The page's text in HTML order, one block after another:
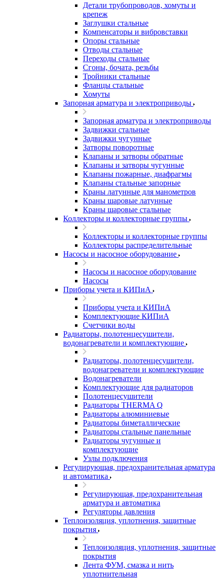
Детали трубопроводов, хомуты и
крепеж
Заглушки стальные
Компенсаторы и вибровставки
Опоры стальные
Отводы стальные
Переходы стальные
Сгоны, бочата, резьбы
Тройники стальные
Фланцы стальные
Хомуты
Запорная арматура и электроприводы
Запорная арматура и электроприводы
Задвижки стальные
Задвижки чугунные
Затворы поворотные
Клапаны и затворы обратные
Клапаны и затворы чугунные
Клапаны пожарные, диафрагмы
Клапаны стальные запорные
Краны латунные для манометров
Краны шаровые латунные
Краны шаровые стальные
Коллекторы и коллекторные группы
Коллекторы и коллекторные группы
Коллекторы распределительные
Насосы и насосное оборудование
Насосы и насосное оборудование
Насосы
Приборы учета и КИПиА
Приборы учета и КИПиА
Комплектующие КИПиА
Счетчики воды
Радиаторы, полотенцесушители,
водонагреватели и комплектующие
Радиаторы, полотенцесушители,
водонагреватели и комплектующие
Водонагреватели
Комплектующие для радиаторов
Полотенцесушители
Радиаторы THERMA Q
Радиаторы алюминиевые
Радиаторы биметаллические
Радиаторы стальные панельные
Радиаторы чугунные и
комплектующие
Узлы подключения
Регулирующая, предохранительная арматура
и автоматика
Регулирующая, предохранительная
арматура и автоматика
Регуляторы давления
Теплоизоляция, уплотнения, защитные
покрытия
Теплоизоляция, уплотнения, защитные
покрытия
Лента ФУМ, смазка и нить
уплотнительная